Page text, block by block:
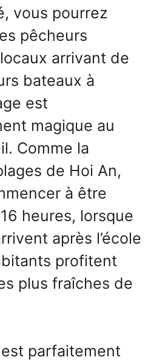
vous pourrez
pêcheurs
arrivant de
bateaux à
est
magique au
Comme la
de Hoi An,
à être
heures, lorsque
après l’école
profitent
plus fraîches de
parfaitement